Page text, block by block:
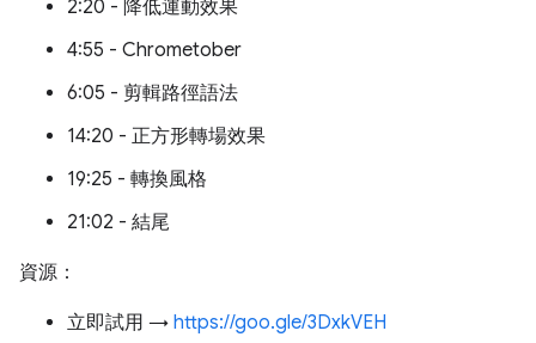
2:20 - 降低運動效果
4:55 - Chrometober
6:05 - 剪輯路徑語法
14:20 - 正方形轉場效果
19:25 - 轉換風格
21:02 - 結尾
資源：
立即試用 → https://goo.gle/3DxkVEH